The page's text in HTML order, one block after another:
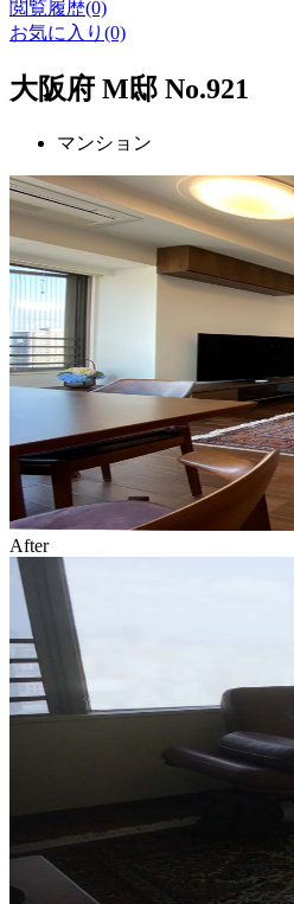
閲覧履歴(0)
お気に入り(0)
大阪府 M邸 No.921
マンション
After